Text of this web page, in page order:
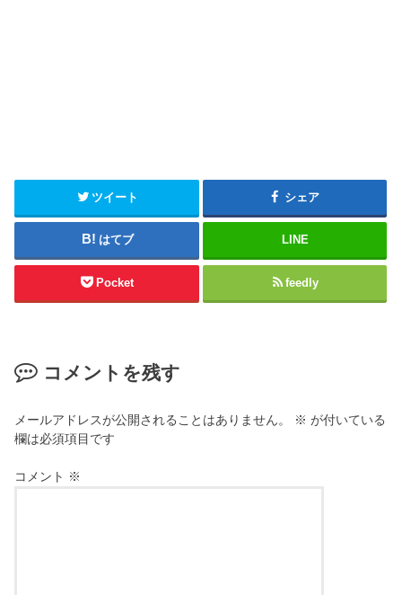
ツイート シェア
はてブ LINE
Pocket feedly
コメントを残す
メールアドレスが公開されることはありません。 ※ が付いている
欄は必須項目です
コメント ※